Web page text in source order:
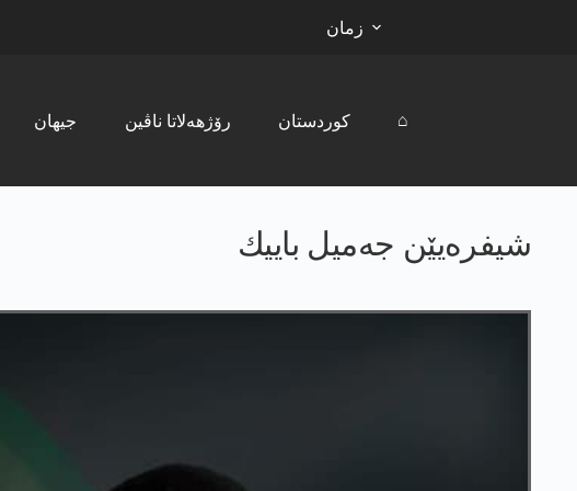
زمان
جیھان رۆژھەلاتا ناڤین کوردستان ⌂
شیفره‌یێن جه‌میل باییك